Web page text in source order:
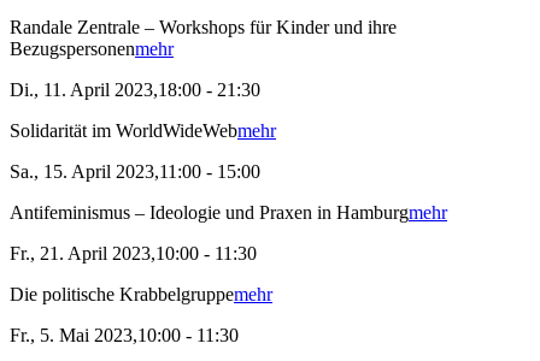
Randale Zentrale – Workshops für Kinder und ihre
Bezugspersonenmehr
Di., 11. April 2023,18:00 - 21:30
Solidarität im WorldWideWebmehr
Sa., 15. April 2023,11:00 - 15:00
Antifeminismus – Ideologie und Praxen in Hamburgmehr
Fr., 21. April 2023,10:00 - 11:30
Die politische Krabbelgruppemehr
Fr., 5. Mai 2023,10:00 - 11:30